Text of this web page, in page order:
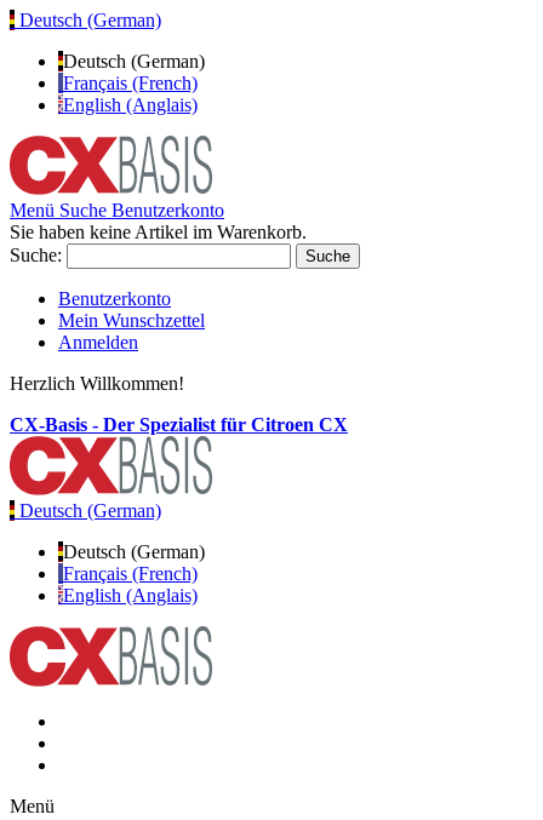
Deutsch (German)
Deutsch (German)
Français (French)
English (Anglais)
Menü Suche Benutzerkonto
Sie haben keine Artikel im Warenkorb.
Suche:
Suche
Benutzerkonto
Mein Wunschzettel
Anmelden
Herzlich Willkommen!
CX-Basis - Der Spezialist für Citroen CX
Deutsch (German)
Deutsch (German)
Français (French)
English (Anglais)
Menü